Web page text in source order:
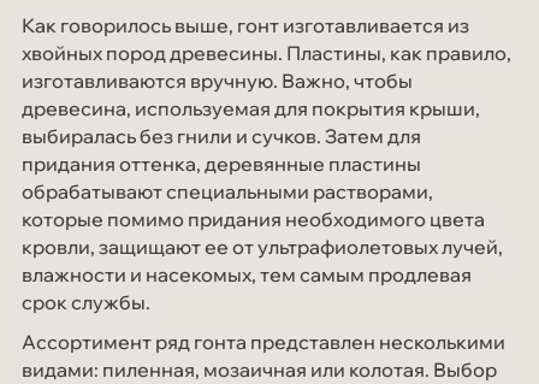
Как говорилось выше, гонт изготавливается из
хвойных пород древесины. Пластины, как правило,
изготавливаются вручную. Важно, чтобы
древесина, используемая для покрытия крыши,
выбиралась без гнили и сучков. Затем для
придания оттенка, деревянные пластины
обрабатывают специальными растворами,
которые помимо придания необходимого цвета
кровли, защищают ее от ультрафиолетовых лучей,
влажности и насекомых, тем самым продлевая
срок службы.
Ассортимент ряд гонта представлен несколькими
видами: пиленная, мозаичная или колотая. Выбор